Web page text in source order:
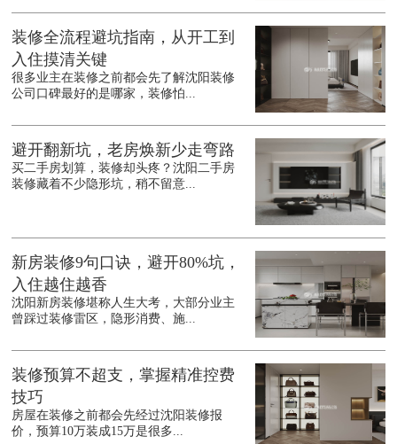
装修全流程避坑指南，从开工到
入住摸清关键
很多业主在装修之前都会先了解沈阳装修
公司口碑最好的是哪家，装修怕...
避开翻新坑，老房焕新少走弯路
买二手房划算，装修却头疼？沈阳二手房
装修藏着不少隐形坑，稍不留意...
新房装修9句口诀，避开80%坑，
入住越住越香
沈阳新房装修堪称人生大考，大部分业主
曾踩过装修雷区，隐形消费、施...
装修预算不超支，掌握精准控费
技巧
房屋在装修之前都会先经过沈阳装修报
价，预算10万装成15万是很多...